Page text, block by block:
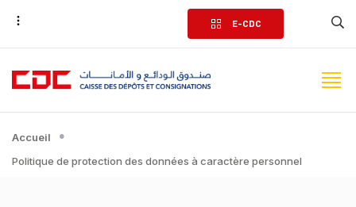
Aller
contenu
principal
E-CDC
Accueil
Politique de protection des données à caractère personnel